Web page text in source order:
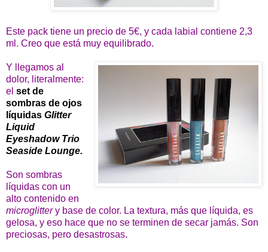
Este pack tiene un precio de 5€, y cada labial contiene 2,3
ml. Creo que está muy equilibrado.
Y llegamos al
dolor, literalmente:
el set de
sombras de ojos
líquidas Glitter
Liquid
Eyeshadow Trio
Seaside Lounge.
Son sombras
líquidas con un
alto contenido en
microglittery base de color. La textura, más que líquida, es
gelosa, y eso hace que no se terminen de secar jamás. Son
preciosas, pero desastrosas.